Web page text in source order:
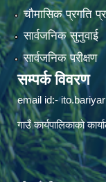
चौमासिक प्रगति
सार्वजनिक सुनुवाई
सार्वजनिक परीक्षण
सम्पर्क विवरण
email id:-
गाउँ कार्यपालिकाको